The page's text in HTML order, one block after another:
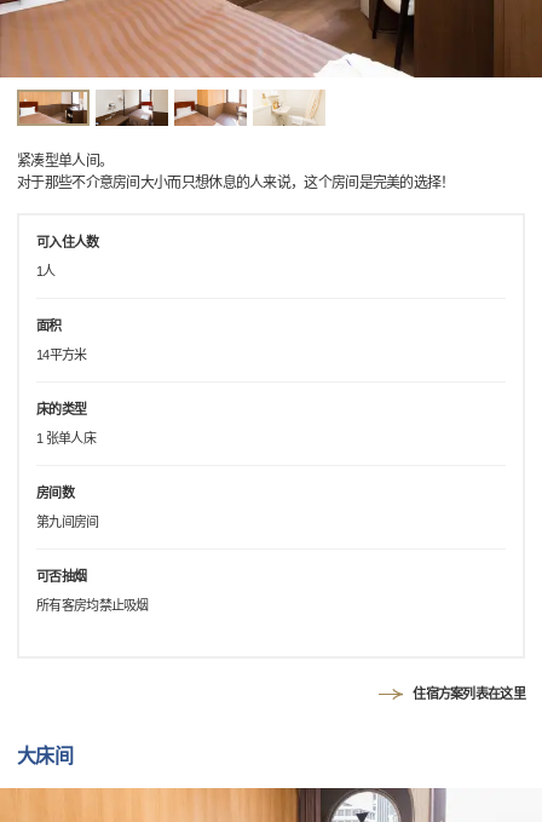
紧凑型单人间。
对于那些不介意房间大小而只想休息的人来说，这个房间是完美的选择！
可入住人数
1人
面积
14平方米
床的类型
1 张单人床
房间数
第九间房间
可否抽烟
所有客房均禁止吸烟
住宿方案列表在这里
大床间